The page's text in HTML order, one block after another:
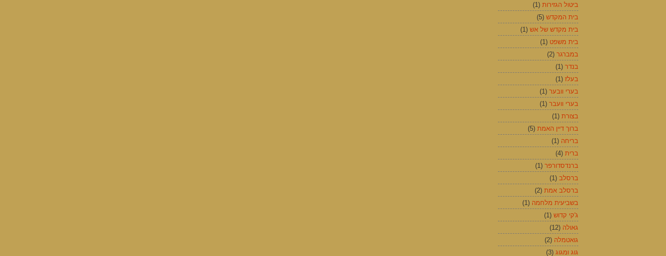
ביטול הגזירות (1)
בית המקדש (5)
בית מקדש של אש (1)
בית משפט (1)
במברגר (2)
בנדר (1)
בעלז (1)
בערי וובער (1)
בערי וועבר (1)
בצורת (1)
ברוך דיין האמת (5)
בריחה (1)
ברית (4)
ברנדסדורפר (1)
ברסלב (1)
ברסלב אמת (2)
בשביעית מלחמה (1)
ג'קי קדוש (1)
גאולה (12)
גואטמלה (2)
גוג ומגוג (3)